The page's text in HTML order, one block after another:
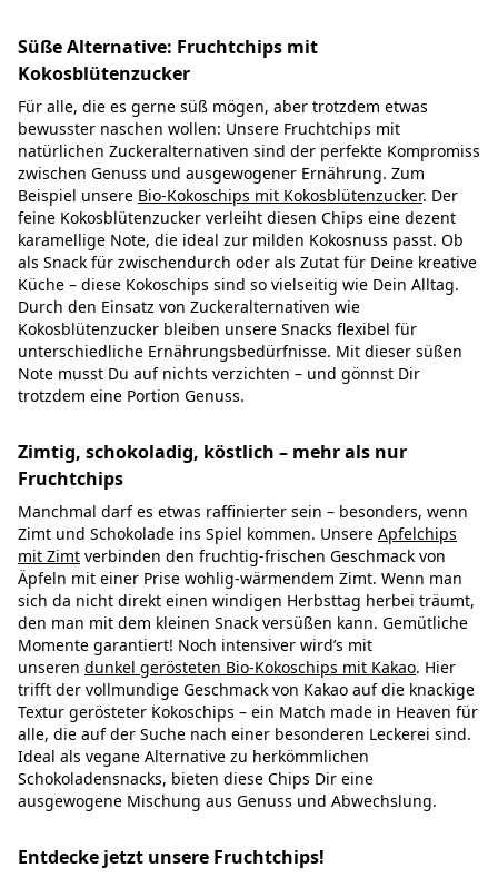
Süße Alternative: Fruchtchips mit
Kokosblütenzucker
Für alle, die es gerne süß mögen, aber trotzdem etwas
bewusster naschen wollen: Unsere Fruchtchips mit
natürlichen Zuckeralternativen sind der perfekte Kompromiss
zwischen Genuss und ausgewogener Ernährung. Zum
Beispiel unsere Bio-Kokoschips mit Kokosblütenzucker. Der
feine Kokosblütenzucker verleiht diesen Chips eine dezent
karamellige Note, die ideal zur milden Kokosnuss passt. Ob
als Snack für zwischendurch oder als Zutat für Deine kreative
Küche – diese Kokoschips sind so vielseitig wie Dein Alltag.
Durch den Einsatz von Zuckeralternativen wie
Kokosblütenzucker bleiben unsere Snacks flexibel für
unterschiedliche Ernährungsbedürfnisse. Mit dieser süßen
Note musst Du auf nichts verzichten – und gönnst Dir
trotzdem eine Portion Genuss.
Zimtig, schokoladig, köstlich – mehr als nur
Fruchtchips
Manchmal darf es etwas raffinierter sein – besonders, wenn
Zimt und Schokolade ins Spiel kommen. Unsere Apfelchips
mit Zimt verbinden den fruchtig-frischen Geschmack von
Äpfeln mit einer Prise wohlig-wärmendem Zimt. Wenn man
sich da nicht direkt einen windigen Herbsttag herbei träumt,
den man mit dem kleinen Snack versüßen kann. Gemütliche
Momente garantiert! Noch intensiver wird’s mit
unseren dunkel gerösteten Bio-Kokoschips mit Kakao. Hier
trifft der vollmundige Geschmack von Kakao auf die knackige
Textur gerösteter Kokoschips – ein Match made in Heaven für
alle, die auf der Suche nach einer besonderen Leckerei sind.
Ideal als vegane Alternative zu herkömmlichen
Schokoladensnacks, bieten diese Chips Dir eine
ausgewogene Mischung aus Genuss und Abwechslung.
Entdecke jetzt unsere Fruchtchips!